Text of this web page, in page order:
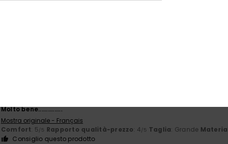
Comfort: 5/5 Rapporto qualità-prezzo: 5/5 Materiale
Molto bene...............
Mostra originale - Français
Comfort: 5/5 Rapporto qualità-prezzo: 4/5 Taglia: Grande
Consiglio questo prodotto